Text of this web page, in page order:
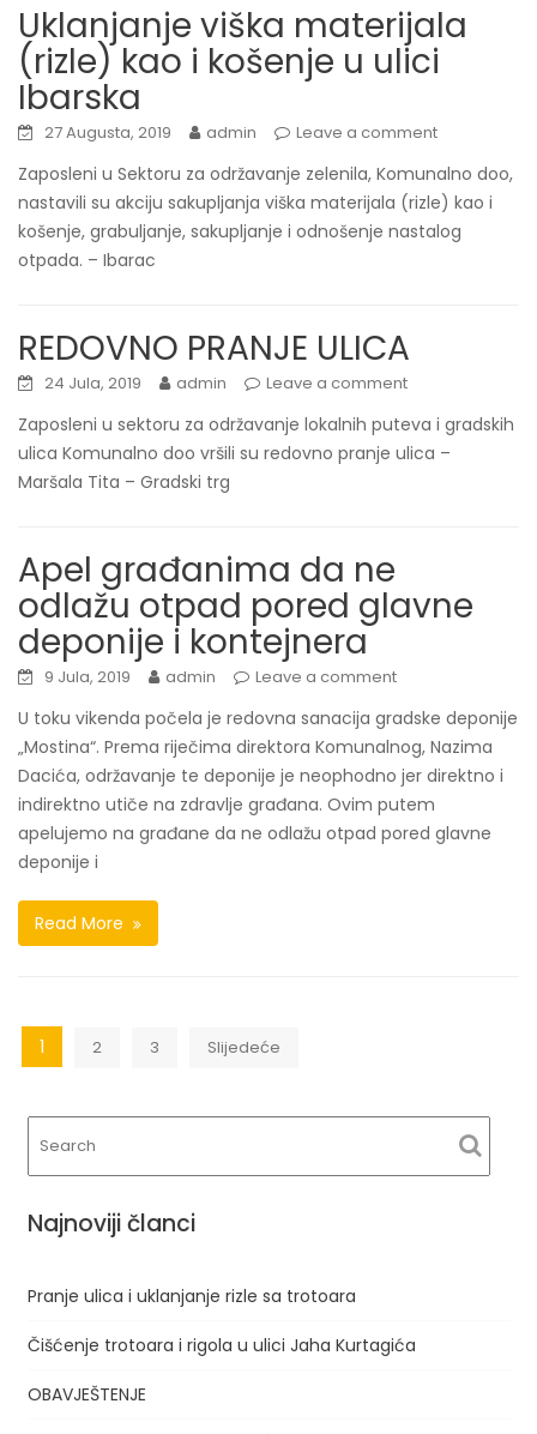
Uklanjanje viška materijala
(rizle) kao i košenje u ulici
Ibarska
27 Augusta, 2019 admin Leave a comment
Zaposleni u Sektoru za održavanje zelenila, Komunalno doo,
nastavili su akciju sakupljanja viška materijala (rizle) kao i
košenje, grabuljanje, sakupljanje i odnošenje nastalog
otpada. – Ibarac
REDOVNO PRANJE ULICA
24 Jula, 2019 admin Leave a comment
Zaposleni u sektoru za održavanje lokalnih puteva i gradskih
ulica Komunalno doo vršili su redovno pranje ulica –
Maršala Tita – Gradski trg
Apel građanima da ne
odlažu otpad pored glavne
deponije i kontejnera
9 Jula, 2019 admin Leave a comment
U toku vikenda počela je redovna sanacija gradske deponije
„Mostina“. Prema riječima direktora Komunalnog, Nazima
Dacića, održavanje te deponije je neophodno jer direktno i
indirektno utiče na zdravlje građana. Ovim putem
apelujemo na građane da ne odlažu otpad pored glavne
deponije i
Read More
Navigacija
člancima
1 2 3 Slijedeće
Najnoviji članci
Pranje ulica i uklanjanje rizle sa trotoara
Čišćenje trotoara i rigola u ulici Jaha Kurtagića
OBAVJEŠTENJE